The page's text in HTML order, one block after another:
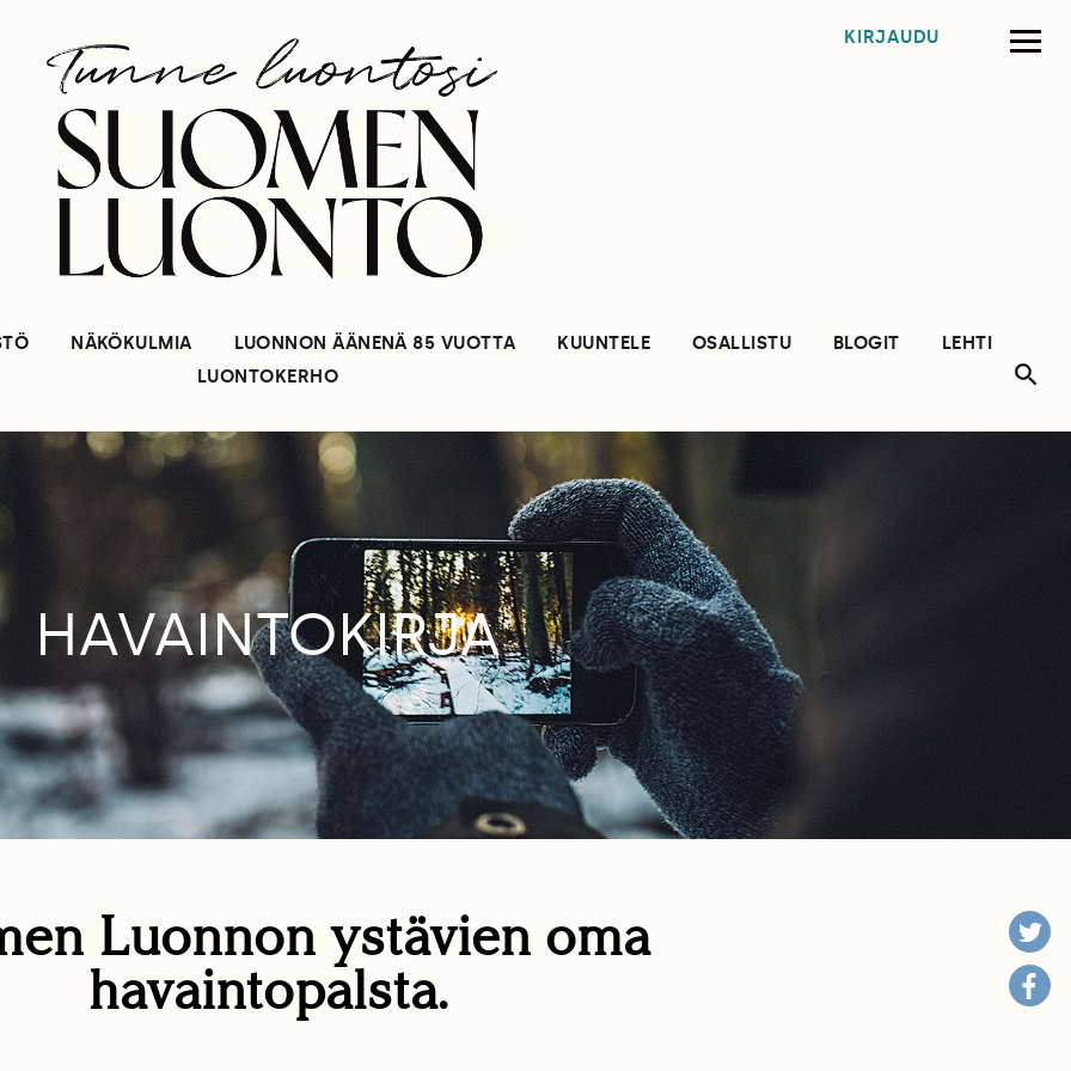
KIRJAUDU
NÄKÖKULMIA LUONNON ÄÄNENÄ 85 VUOTTA KUUNTELE OSALLISTU BLOGIT
LEHTI
LUONTOKERHO
HAVAINTOKIRJA
Luonnon ystävien oma
havaintopalsta.